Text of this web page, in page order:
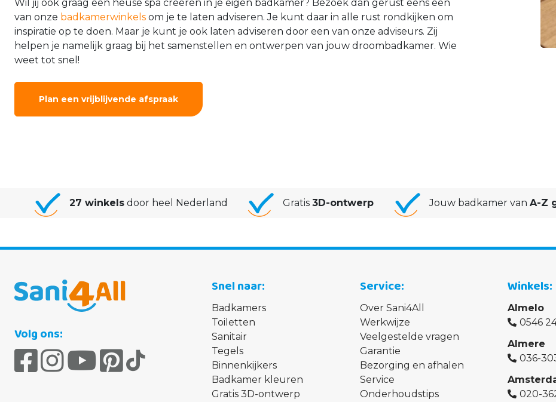
Wil jij ook graag een heuse spa creëren in je eigen badkamer? Bezoek dan gerust eens een
van onze badkamerwinkels om je te laten adviseren. Je kunt daar in alle rust rondkijken om
inspiratie op te doen. Maar je kunt je ook laten adviseren door een van onze adviseurs. Zij
helpen je namelijk graag bij het samenstellen en ontwerpen van jouw droombadkamer. Wie
weet tot snel!
Plan een vrijblijvende afspraak
27 winkels door heel Nederland Gratis3D-ontwerp Jouw badkamer van A-Z
Volg ons:
Snel naar
Badkamers
Toiletten
Sanitair
Tegels
Binnenkijkers
Badkamer kleuren
Gratis 3D-ontwerp
Service
Over Sani4All
Werkwijze
Veelgestelde vragen
Garantie
Bezorging en afhalen
Service
Onderhoudstips
Winkels
Almelo
0546
Almere
036-
020-